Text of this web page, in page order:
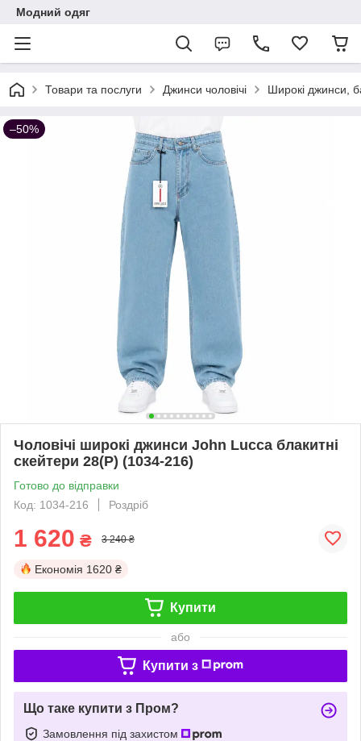
Модний одяг
Товари та послуги Джинси чоловічі Широкі джинси,
–50%
Чоловічі широкі джинси John Lucca блакитні
скейтери 28(Р) (1034-216)
Готово до відправки
Код: 1034-216
Роздріб
1 620 ₴ 3 240 ₴
Економія 1620 ₴
Купити
або
Купити з
Що таке купити з Пром?
Замовлення під захистом